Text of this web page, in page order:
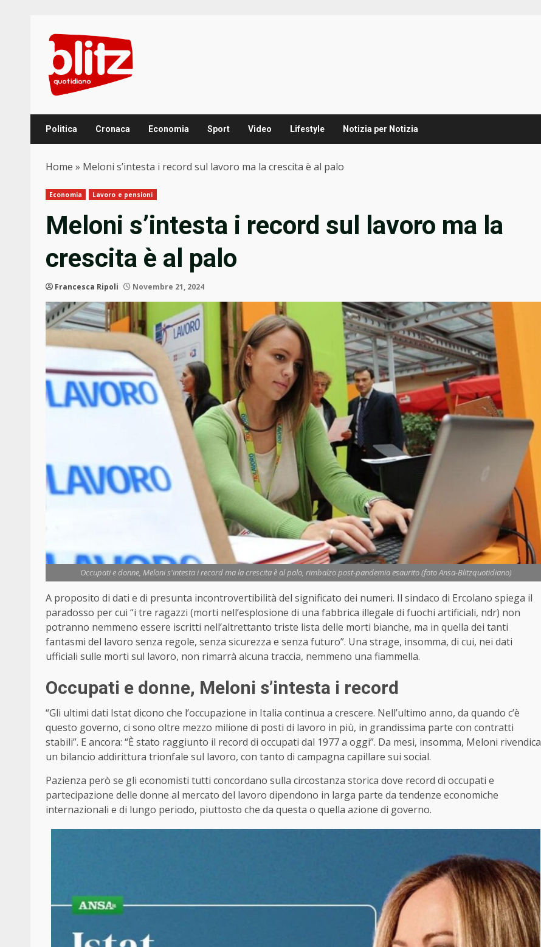
content
Politica Cronaca Economia Sport Video Lifestyle Notizia per Notizia
Home » Meloni s’intesta i record sul lavoro ma la crescita è al palo
Economia Lavoro e pensioni
Meloni s’intesta i record sul lavoro ma la
crescita è al palo
Francesca Ripoli Novembre 21, 2024
Occupati e donne, Meloni s'intesta i record ma la crescita è al palo, rimbalzo post-pandemia esaurito (foto Ansa-Blitzquotidiano)
A proposito di dati e di presunta incontrovertibilità del significato dei numeri. Il sindaco di Ercolano spiega il
paradosso per cui “i tre ragazzi (morti nell’esplosione di una fabbrica illegale di fuochi artificiali, ndr) non
potranno nemmeno essere iscritti nell’altrettanto triste lista delle morti bianche, ma in quella dei tanti
fantasmi del lavoro senza regole, senza sicurezza e senza futuro”. Una strage, insomma, di cui, nei dati
ufficiali sulle morti sul lavoro, non rimarrà alcuna traccia, nemmeno una fiammella.
Occupati e donne, Meloni s’intesta i record
“Gli ultimi dati Istat dicono che l’occupazione in Italia continua a crescere. Nell’ultimo anno, da quando c’è
questo governo, ci sono oltre mezzo milione di posti di lavoro in più, in grandissima parte con contratti
stabili”. E ancora: “È stato raggiunto il record di occupati dal 1977 a oggi”. Da mesi, insomma, Meloni rivendica
un bilancio addirittura trionfale sul lavoro, con tanto di campagna capillare sui social.
Pazienza però se gli economisti tutti concordano sulla circostanza storica dove record di occupati e
partecipazione delle donne al mercato del lavoro dipendono in larga parte da tendenze economiche
internazionali e di lungo periodo, piuttosto che da questa o quella azione di governo.